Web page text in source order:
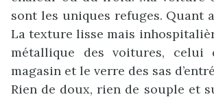
sont les uniques refuges. Quant
La texture lisse mais
métallique des voitures, celui
magasin et le verre des sas
Rien de doux, rien de souple et